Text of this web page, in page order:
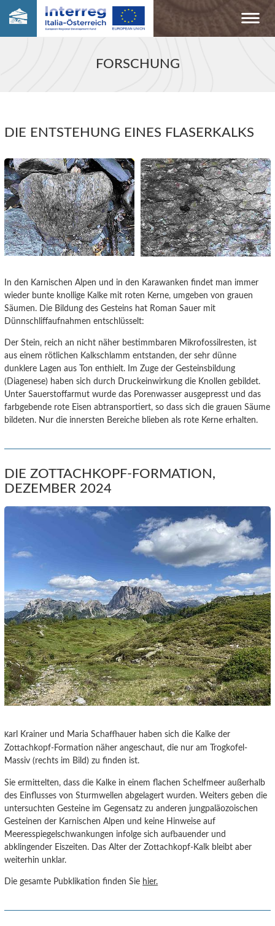
FORSCHUNG
DIE ENTSTEHUNG EINES FLASERKALKS
In den Karnischen Alpen und in den Karawanken findet man immer
wieder bunte knollige Kalke mit roten Kerne, umgeben von grauen
Säumen. Die Bildung des Gesteins hat Roman Sauer mit
Dünnschliffaufnahmen entschlüsselt:
Der Stein, reich an nicht näher bestimmbaren Mikrofossilresten, ist
aus einem rötlichen Kalkschlamm entstanden, der sehr dünne
dunklere Lagen aus Ton enthielt. Im Zuge der Gesteinsbildung
(Diagenese) haben sich durch Druckeinwirkung die Knollen gebildet.
Unter Sauerstoffarmut wurde das Porenwasser ausgepresst und das
farbgebende rote Eisen abtransportiert, so dass sich die grauen Säume
bildeten. Nur die innersten Bereiche blieben als rote Kerne erhalten.
DIE ZOTTACHKOPF-FORMATION,
DEZEMBER 2024
Karl Krainer und Maria Schaffhauer haben sich die Kalke der
Zottachkopf-Formation näher angeschaut, die nur am Trogkofel-
Massiv (rechts im Bild) zu finden ist.
Sie ermittelten, dass die Kalke in einem flachen Schelfmeer außerhalb
des Einflusses von Sturmwellen abgelagert wurden. Weiters geben die
untersuchten Gesteine im Gegensatz zu anderen jungpaläozoischen
Gesteinen der Karnischen Alpen und keine Hinweise auf
Meeresspiegelschwankungen infolge sich aufbauender und
abklingender Eiszeiten. Das Alter der Zottachkopf-Kalk bleibt aber
weiterhin unklar.
Die gesamte Pubklikation finden Sie hier.